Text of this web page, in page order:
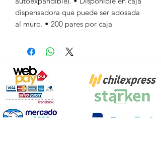
dispensadora que puede ser adosada
al muro. • 200 pares por caja